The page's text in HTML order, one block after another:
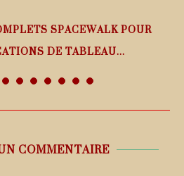
SPACEWALK POUR
DE TABLEAU...
COMMENTAIRE